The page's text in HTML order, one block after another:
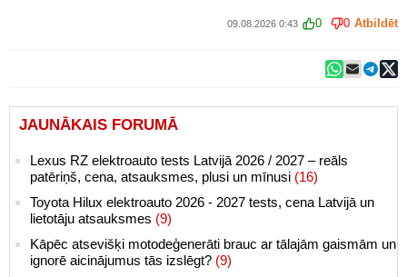
09.08.2026 0:43 0 0 Atbildēt
JAUNĀKAIS FORUMĀ
Lexus RZ elektroauto tests Latvijā 2026 / 2027 – reāls
patēriņš, cena, atsauksmes, plusi un mīnusi (16)
Toyota Hilux elektroauto 2026 - 2027 tests, cena Latvijā un
lietotāju atsauksmes (9)
Kāpēc atsevišķi motodeģenerāti brauc ar tālajām gaismām un
ignorē aicinājumus tās izslēgt? (9)